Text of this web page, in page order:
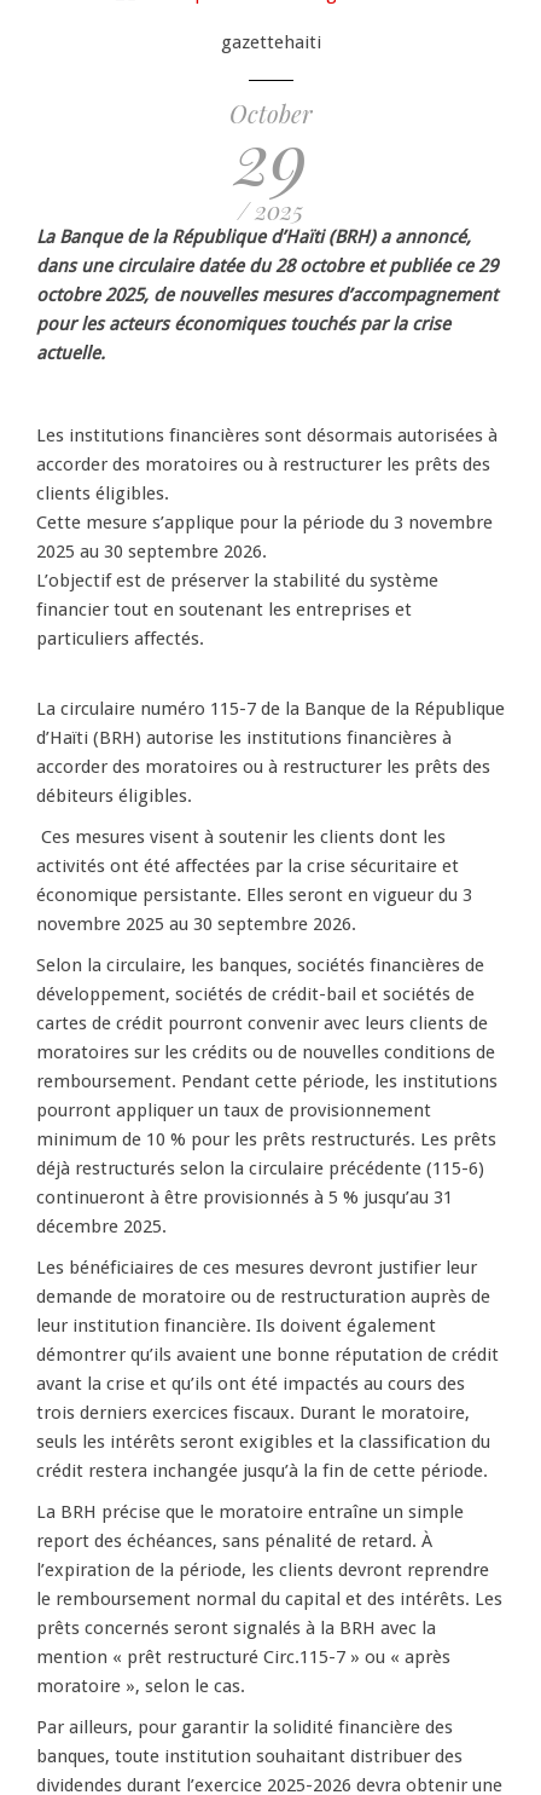
gazettehaiti
October
29
/ 2025
La Banque de la République d’Haïti (BRH) a annoncé,
dans une circulaire datée du 28 octobre et publiée ce 29
octobre 2025, de nouvelles mesures d’accompagnement
pour les acteurs économiques touchés par la crise
actuelle.
Les institutions financières sont désormais autorisées à
accorder des moratoires ou à restructurer les prêts des
clients éligibles.
Cette mesure s’applique pour la période du 3 novembre
2025 au 30 septembre 2026.
L’objectif est de préserver la stabilité du système
financier tout en soutenant les entreprises et
particuliers affectés.
La circulaire numéro 115-7 de la Banque de la République
d’Haïti (BRH) autorise les institutions financières à
accorder des moratoires ou à restructurer les prêts des
débiteurs éligibles.
Ces mesures visent à soutenir les clients dont les
activités ont été affectées par la crise sécuritaire et
économique persistante. Elles seront en vigueur du 3
novembre 2025 au 30 septembre 2026.
Selon la circulaire, les banques, sociétés financières de
développement, sociétés de crédit-bail et sociétés de
cartes de crédit pourront convenir avec leurs clients de
moratoires sur les crédits ou de nouvelles conditions de
remboursement. Pendant cette période, les institutions
pourront appliquer un taux de provisionnement
minimum de 10 % pour les prêts restructurés. Les prêts
déjà restructurés selon la circulaire précédente (115-6)
continueront à être provisionnés à 5 % jusqu’au 31
décembre 2025.
Les bénéficiaires de ces mesures devront justifier leur
demande de moratoire ou de restructuration auprès de
leur institution financière. Ils doivent également
démontrer qu’ils avaient une bonne réputation de crédit
avant la crise et qu’ils ont été impactés au cours des
trois derniers exercices fiscaux. Durant le moratoire,
seuls les intérêts seront exigibles et la classification du
crédit restera inchangée jusqu’à la fin de cette période.
La BRH précise que le moratoire entraîne un simple
report des échéances, sans pénalité de retard. À
l’expiration de la période, les clients devront reprendre
le remboursement normal du capital et des intérêts. Les
prêts concernés seront signalés à la BRH avec la
mention « prêt restructuré Circ.115-7 » ou « après
moratoire », selon le cas.
Par ailleurs, pour garantir la solidité financière des
banques, toute institution souhaitant distribuer des
dividendes durant l’exercice 2025-2026 devra obtenir une